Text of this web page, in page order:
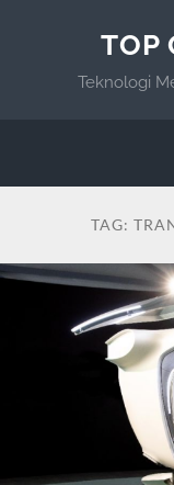
TOP
Teknologi
TAG: